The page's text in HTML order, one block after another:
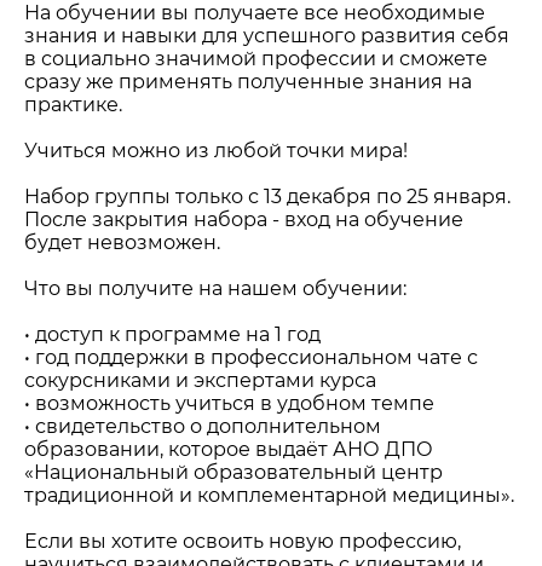
На обучении вы получаете все необходимые
знания и навыки для успешного развития себя
в социально значимой профессии и сможете
сразу же применять полученные знания на
практике.
Учиться можно из любой точки мира!
Набор группы только с 13 декабря по 25 января.
После закрытия набора - вход на обучение
будет невозможен.
Что вы получите на нашем обучении:
• доступ к программе на 1 год
• год поддержки в профессиональном чате с
сокурсниками и экспертами курса
• возможность учиться в удобном темпе
• свидетельство о дополнительном
образовании, которое выдаёт АНО ДПО
«Национальный образовательный центр
традиционной и комплементарной медицины».
Если вы хотите освоить новую профессию,